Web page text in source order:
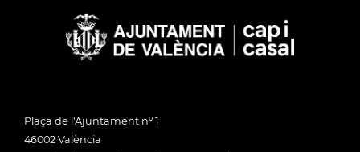
Plaça de l'Ajuntament nº 1
46002 València